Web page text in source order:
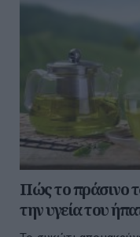
Πώς το πράσινο
την υγεία του